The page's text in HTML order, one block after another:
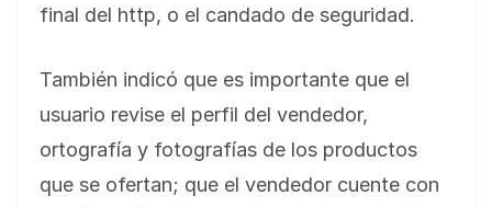
final del http, o el candado de seguridad.
También indicó que es importante que el
usuario revise el perfil del vendedor,
ortografía y fotografías de los productos
que se ofertan; que el vendedor cuente con